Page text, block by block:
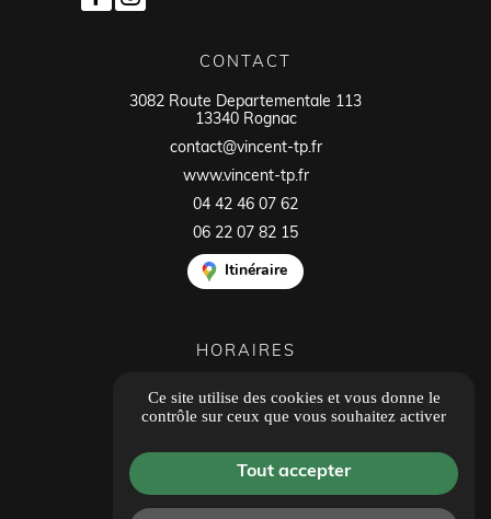
CONTACT
3082 Route Departementale 113
13340 Rognac
contact@vincent-tp.fr
www.vincent-tp.fr
04 42 46 07 62
06 22 07 82 15
Itinéraire
HORAIRES
Ouvert du lundi au vendredi
14h00 - 18h00
Tous les avis
Ce site utilise des cookies et vous donne le
contrôle sur ceux que vous souhaitez activer
Tout accepter